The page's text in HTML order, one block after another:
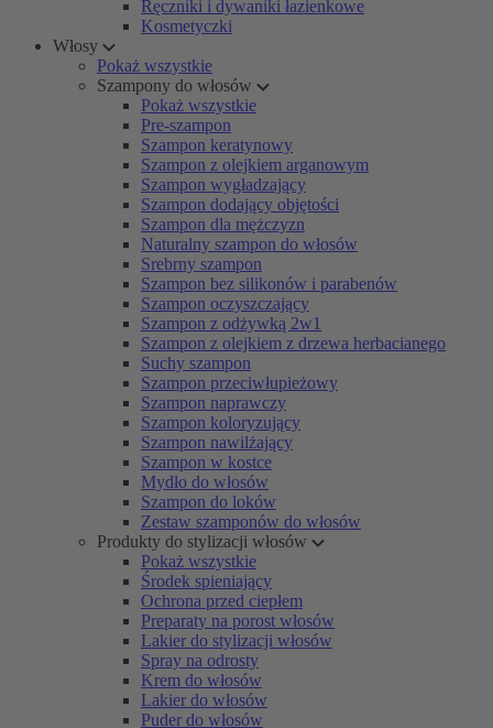
Ręczniki i dywaniki łazienkowe
Kosmetyczki
Włosy
Pokaż wszystkie
Szampony do włosów
Pokaż wszystkie
Pre-szampon
Szampon keratynowy
Szampon z olejkiem arganowym
Szampon wygładzający
Szampon dodający objętości
Szampon dla mężczyzn
Naturalny szampon do włosów
Srebrny szampon
Szampon bez silikonów i parabenów
Szampon oczyszczający
Szampon z odżywką 2w1
Szampon z olejkiem z drzewa herbacianego
Suchy szampon
Szampon przeciwłupieżowy
Szampon naprawczy
Szampon koloryzujący
Szampon nawilżający
Szampon w kostce
Mydło do włosów
Szampon do loków
Zestaw szamponów do włosów
Produkty do stylizacji włosów
Pokaż wszystkie
Środek spieniający
Ochrona przed ciepłem
Preparaty na porost włosów
Lakier do stylizacji włosów
Spray na odrosty
Krem do włosów
Lakier do włosów
Puder do włosów